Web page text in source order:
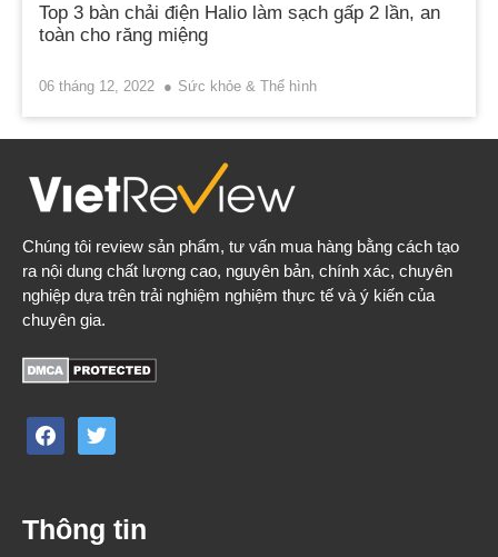
Top 3 bàn chải điện Halio làm sạch gấp 2 lần, an
toàn cho răng miệng
06 tháng 12, 2022 Sức khỏe & Thể hình
Chúng tôi review sản phẩm, tư vấn mua hàng bằng cách tạo
ra nội dung chất lượng cao, nguyên bản, chính xác, chuyên
nghiệp dựa trên trải nghiệm nghiệm thực tế và ý kiến của
chuyên gia.
facebooktwitter
Thông tin